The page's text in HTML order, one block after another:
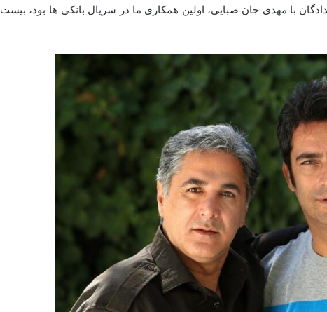
با مهدی جان صبایی، اولین همکاری ما در سریال بانکی‌ ها بود، بیست